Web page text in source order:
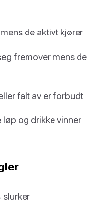
de aktivt kjører
fremover mens de
falt av er forbudt
og drikke vinner
slurker